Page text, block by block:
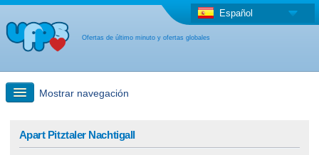
Ofertas de último minuto y ofertas globales
Español
Mostrar navegación
Apart Pitztaler Nachtigall